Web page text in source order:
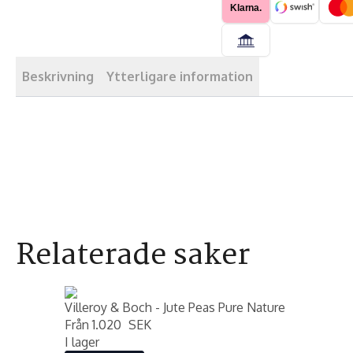
mängd
Klarna.
Beskrivning Ytterligare information
Relaterade saker
Villeroy & Boch - Jute Peas Pure Nature
Från1.020 SEK
I lager